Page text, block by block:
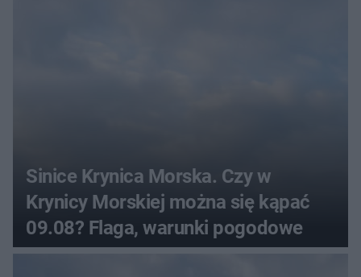
Sinice Krynica Morska. Czy w
Krynicy Morskiej można się kąpać
09.08? Flaga, warunki pogodowe